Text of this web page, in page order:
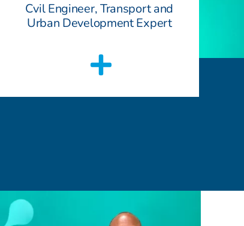
Cvil Engineer, Transport and
Urban Development Expert